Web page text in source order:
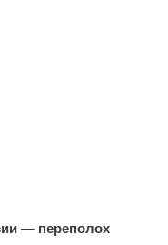
— переполох